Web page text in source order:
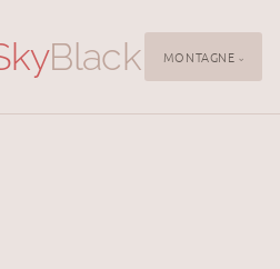
BlackDeath
MONTAGNE